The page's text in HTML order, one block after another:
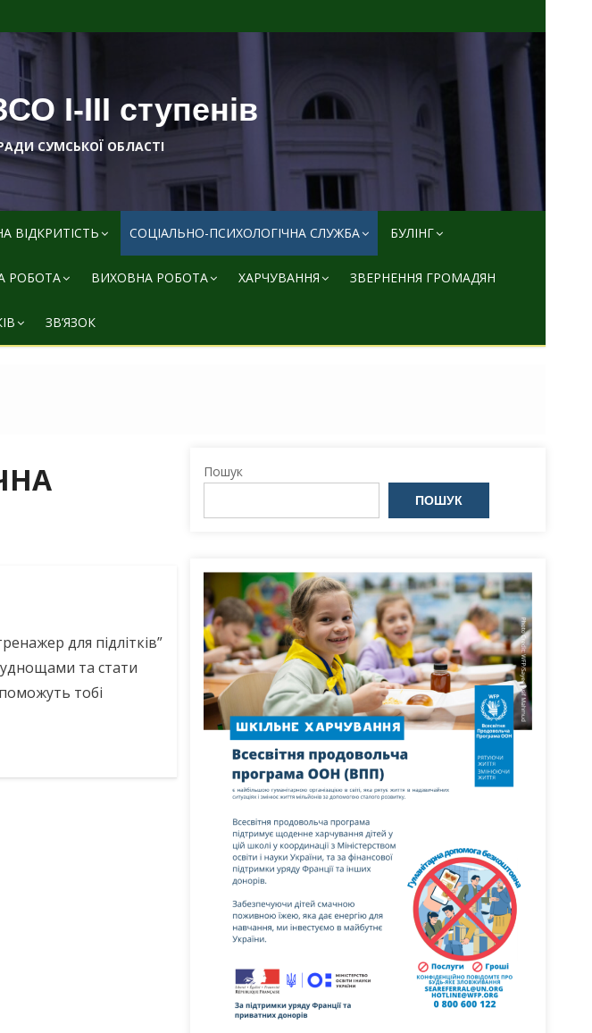
І-ІІІ ступенів
СУМСЬКОЇ ОБЛАСТІ
ВІДКРИТІСТЬ СОЦІАЛЬНО-ПСИХОЛОГІЧНА СЛУЖБА БУЛІНГ
РОБОТА ВИХОВНА РОБОТА ХАРЧУВАННЯ ЗВЕРНЕННЯ ГРОМАДЯН
ЗВ’ЯЗОК
для підлітків”
та стати
тобі
Пошук
ПОШУК